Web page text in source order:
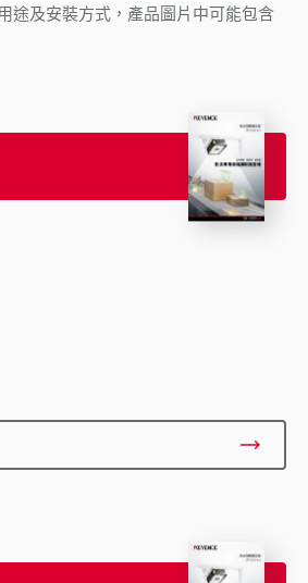
途及安裝方式，產品圖片中可能包含